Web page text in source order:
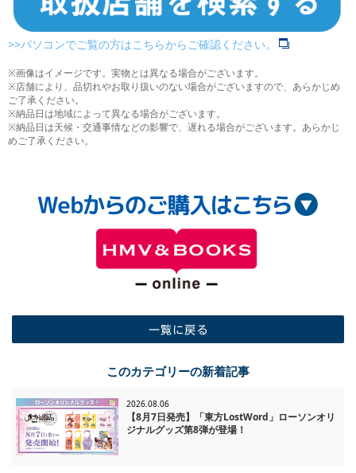
>>パソコンでご覧の方はこちらからご確認ください。
※画像はイメージです。実物とは異なる場合がございます。
※店舗により、品切れやお取り扱いのない場合がございますので、あらかじめ
ご了承ください。
※納品日は地域によって異なる場合がございます。
※納品日は天候・交通事情などの影響で、遅れる場合がございます。あらかじ
めご了承ください。
このカテゴリーの新着記事
2026.08.06
【8月7日発売】「東方LostWord」ローソンオリ
ジナルグッズ第8弾が登場！